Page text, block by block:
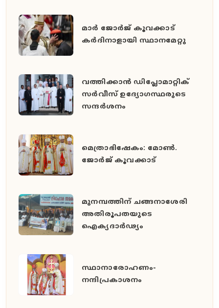
മാർ ജോർജ് കൂവക്കാട്
കർദിനാളായി സ്ഥാനമേറ്റു
വത്തിക്കാൻ ഡിപ്ലോമാറ്റിക്
സർവീസ് ഉദ്യോഗസ്ഥരുടെ
സന്ദർശനം
മെത്രാഭിഷേകം: മോൺ.
ജോർജ് കൂവക്കാട്
മുനമ്പത്തിന് ചങ്ങനാശേരി
അതിരൂപതയുടെ
ഐക്യദാർഢ്യം
സ്ഥാനാരോഹണം-
നന്ദിപ്രകാശനം